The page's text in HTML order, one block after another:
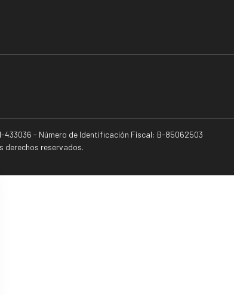
433036 - Número de Identificación Fiscal: B-85062503
derechos reservados.